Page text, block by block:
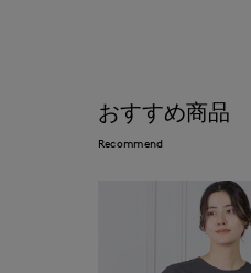
おすすめ商品
Recommend